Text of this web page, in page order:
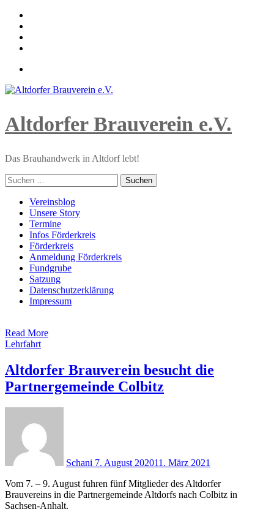
Skip
content
Altdorfer Brauverein e.V.
Das Brauhandwerk in Altdorf lebt!
Suchen
nach:
Primary
Menu
Vereinsblog
Unsere Story
Termine
Infos Förderkreis
Förderkreis
Anmeldung Förderkreis
Fundgrube
Satzung
Datenschutzerklärung
Impressum
Read More
Lehrfahrt
Altdorfer Brauverein besucht die
Partnergemeinde Colbitz
Schani 7. August 202011. März 2021
Vom 7. – 9. August fuhren fünf Mitglieder des Altdorfer
Brauvereins in die Partnergemeinde Altdorfs nach Colbitz in
Sachsen-Anhalt.